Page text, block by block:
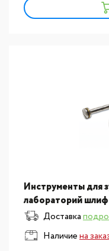
Инструменты для
лабораторий
Finish, форма
Доставка
Наличиена